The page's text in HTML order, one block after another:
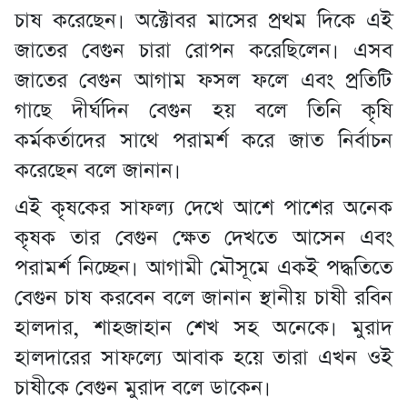
চাষ করেছেন। অক্টোবর মাসের প্রথম দিকে এই
জাতের বেগুন চারা রোপন করেছিলেন। এসব
জাতের বেগুন আগাম ফসল ফলে এবং প্রতিটি
গাছে দীর্ঘদিন বেগুন হয় বলে তিনি কৃষি
কর্মকর্তাদের সাথে পরামর্শ করে জাত নির্বাচন
করেছেন বলে জানান।
এই কৃষকের সাফল্য দেখে আশে পাশের অনেক
কৃষক তার বেগুন ক্ষেত দেখতে আসেন এবং
পরামর্শ নিচ্ছেন। আগামী মৌসূমে একই পদ্ধতিতে
বেগুন চাষ করবেন বলে জানান স্থানীয় চাষী রবিন
হালদার, শাহজাহান শেখ সহ অনেকে। মুরাদ
হালদারের সাফল্যে আবাক হয়ে তারা এখন ওই
চাষীকে বেগুন মুরাদ বলে ডাকেন।